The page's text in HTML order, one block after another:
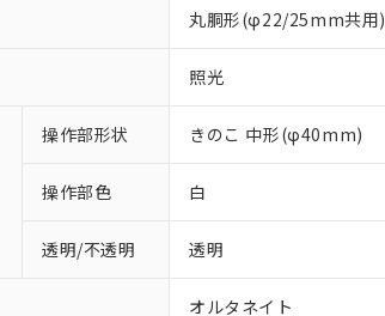
丸胴形(φ22/25mm共用)
照光
操作部形状 きのこ 中形(φ40mm)
操作部色 白
透明/不透明 透明
オルタネイト